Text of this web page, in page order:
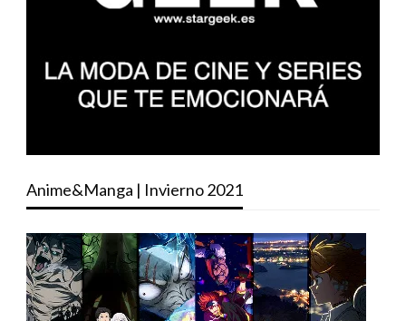
Anime&Manga | Invierno 2021